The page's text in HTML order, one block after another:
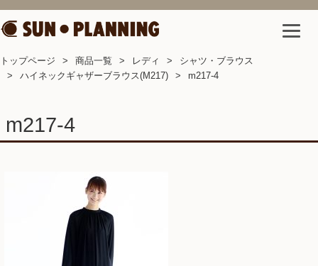
トップページ 商品一覧 レディ
シャツ・ブラウス
ハイネックギャザーブラウス(M217)
m217-4
m217-4